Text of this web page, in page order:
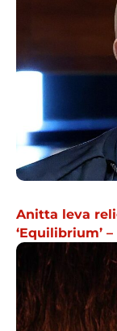
Anitta leva
‘Equilibrium’